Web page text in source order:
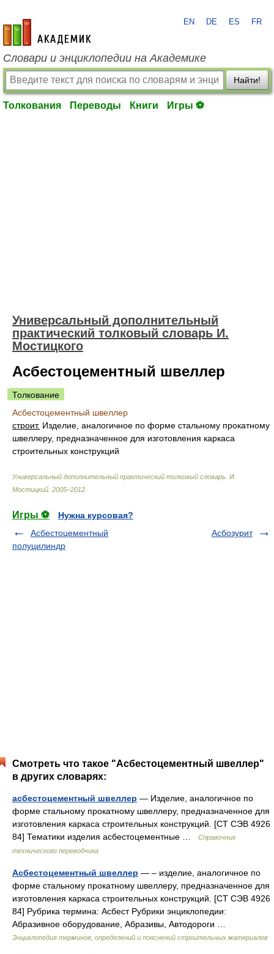
academic.ru
EN DE ES FR
Словари и энциклопедии на Академике
Найти!
Толкования Переводы Книги Игры ⚽
Универсальный дополнительный
практический толковый словарь И.
Мостицкого
Асбестоцементный швеллер
Толкование
Асбестоцементный швеллер
строит. Изделие, аналогичное по форме стальному прокатному
швеллеру, предназначенное для изготовления каркаса
строительных конструкций
Универсальный дополнительный практический толковый словарь И.
Мостицкий 2005–2012
Игры ⚽
Нужна курсовая?
Асбестоцементный
полуцилиндр
Асбозурит
Смотреть что такое "Асбестоцементный швеллер"
в других словарях:
асбестоцементный швеллер — Изделие, аналогичное по
форме стальному прокатному швеллеру, предназначенное для
изготовления каркаса строительных конструкций. [СТ СЭВ 4926
84] Тематики изделия асбестоцементные …
Справочник
технического переводчика
Асбестоцементный швеллер — – изделие, аналогичное по
форме стальному прокатному швеллеру, предназначенное для
изготовления каркаса строительных конструкций. [СТ СЭВ 4926
84] Рубрика термина: Асбест Рубрики энциклопедии:
Абразивное оборудование, Абразивы, Автодороги …
Энциклопедия терминов, определений и пояснений строительных материалов